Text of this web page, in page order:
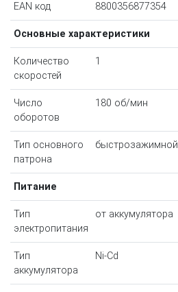
EAN код 8800356877354
Основные характеристики
Количество
скоростей
1
Число
оборотов
180 об/мин
Тип основного
патрона
быстрозажимной
Питание
Тип
электропитания
от аккумулятора
Тип
аккумулятора
Ni-Cd